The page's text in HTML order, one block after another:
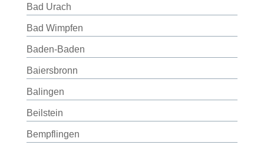
Bad Urach
Bad Wimpfen
Baden-Baden
Baiersbronn
Balingen
Beilstein
Bempflingen